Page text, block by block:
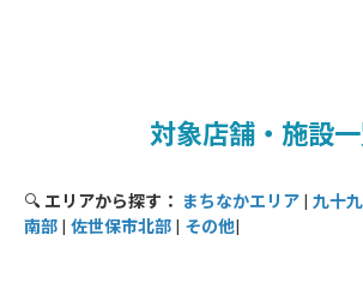
対象店舗・施設
🔍 エリアから探す： まちなかエリア | 九十
南部 | 佐世保市北部 | その他|